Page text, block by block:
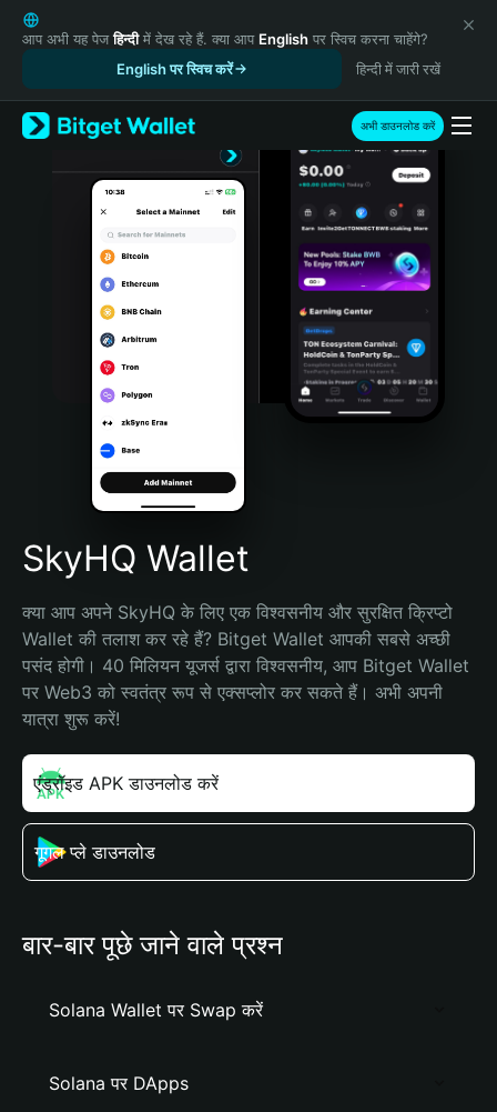
English
日本語
Русский
Español (Latinoamérica)
Türkçe
Português (Portugal)
Bahasa Indonesia
Português (Brasil)
Español (Argentina)
आप अभी यह पेजहिन्दीमें देख रहे हैं. क्या आप English पर स्विच करना चाहेंगे?
English पर स्विच करें
हिन्दी में जारी रखें
अभी डाउनलोड करें
SkyHQ Wallet
क्या आप अपने SkyHQ के लिए एक विश्वसनीय और सुरक्षित क्रिप्टो
Wallet की तलाश कर रहे हैं? Bitget Wallet आपकी सबसे अच्छी
पसंद होगी। 40 मिलियन यूजर्स द्वारा विश्वसनीय, आप Bitget Wallet
पर Web3 को स्वतंत्र रूप से एक्सप्लोर कर सकते हैं। अभी अपनी
यात्रा शुरू करें!
एंड्रॉइड APK डाउनलोड करें
गूगल प्ले डाउनलोड
बार-बार पूछे जाने वाले प्रश्न
Solana Wallet पर Swap करें
Solana पर DApps